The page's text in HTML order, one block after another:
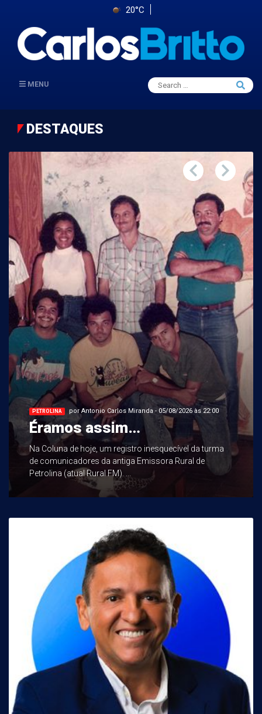
20°C
MENU
Search
for:
Search
DESTAQUES
PETROLINA por Antonio Carlos Miranda - 05/08/2026 às 22:00
Éramos assim…
Na Coluna de hoje, um registro inesquecível da turma
de comunicadores da antiga Emissora Rural de
Petrolina (atual Rural FM). ...